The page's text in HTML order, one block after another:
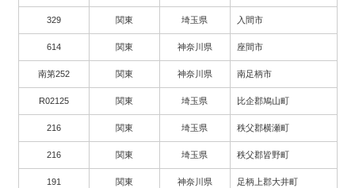
329 関東 埼玉県 入間市
614 関東 神奈川県 座間市
南第252 関東 神奈川県 南足柄市
R02125 関東 埼玉県 比企郡鳩山町
216 関東 埼玉県 秩父郡横瀬町
216 関東 埼玉県 秩父郡皆野町
191 関東 神奈川県 足柄上郡大井町